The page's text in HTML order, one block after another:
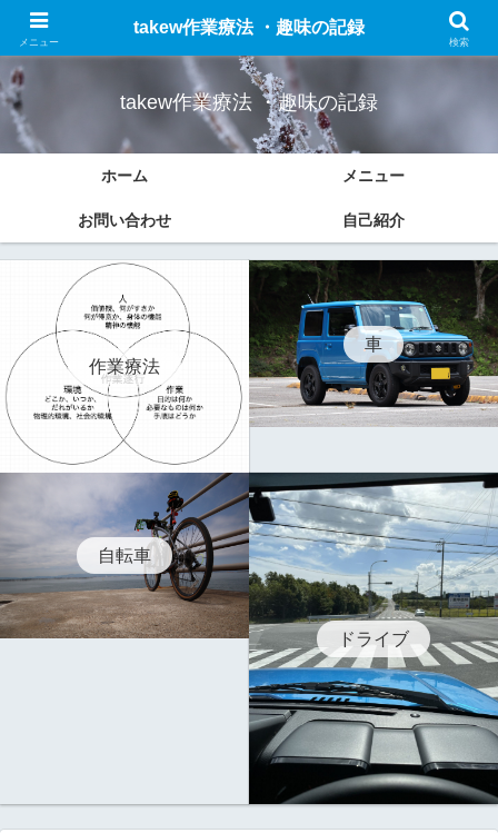
作業療法についての勉強したことのまとめと趣味(車、ドライブ、ブログなど)
takew作業療法 ・趣味の記録
ホーム メニュー
お問い合わせ 自己紹介
作業療法
車
自転車
ドライブ
メニュー
takew作業療法 ・趣味の記録
検索